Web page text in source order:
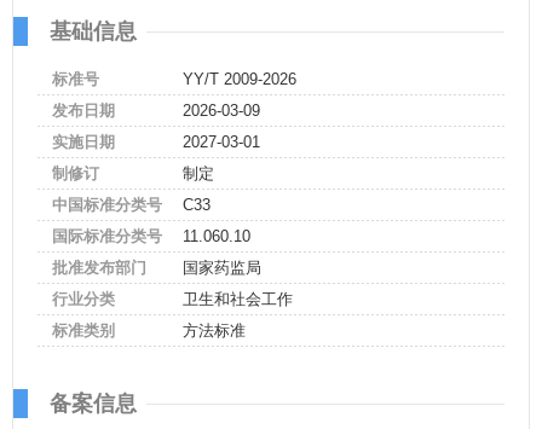
基础信息
标准号
YY/T 2009-2026
发布日期
2026-03-09
实施日期
2027-03-01
制修订
制定
中国标准分类号
C33
国际标准分类号
11.060.10
批准发布部门
国家药监局
行业分类
卫生和社会工作
标准类别
方法标准
备案信息